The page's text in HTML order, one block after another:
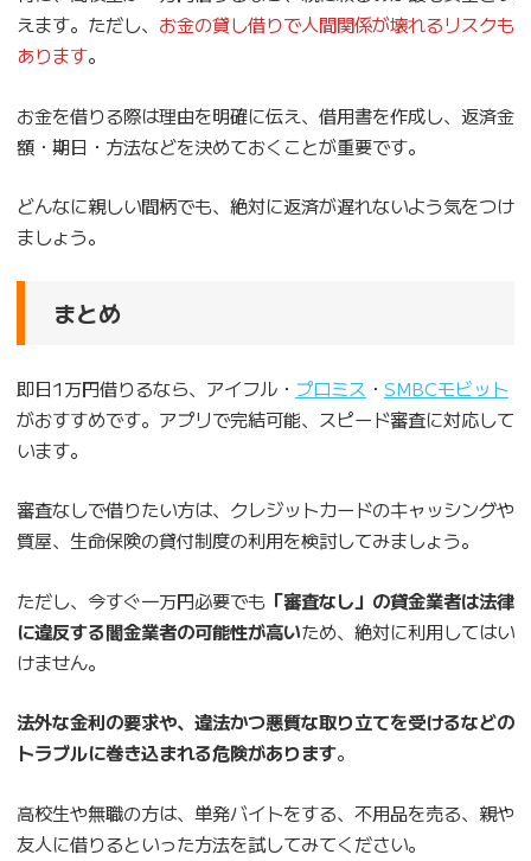
えます。ただし、 お金の貸し借りで人間関係が壊れるリスクも
あります。
お金を借りる際は理由を明確に伝え、借用書を作成し、返済金
額・期日・方法などを決めておくことが重要です。
どんなに親しい間柄でも、絶対に返済が遅れないよう気をつけ
ましょう。
まとめ
即日1万円借りるなら、アイフル・ プロミス ・ SMBCモビット
がおすすめです。アプリで完結可能、スピード審査に対応して
います。
審査なしで借りたい方は、クレジットカードのキャッシングや
質屋、生命保険の貸付制度の利用を検討してみましょう。
ただし、今すぐ一万円必要でも「審査なし」の貸金業者は法律
に違反する闇金業者の可能性が高いため、絶対に利用してはい
けません。
法外な金利の要求や、違法かつ悪質な取り立てを受けるなどの
トラブルに巻き込まれる危険があります。
高校生や無職の方は、単発バイトをする、不用品を売る、親や
友人に借りるといった方法を試してみてください。